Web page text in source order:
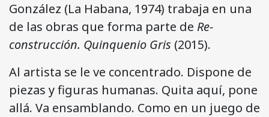
González (La Habana, 1974) trabaja en una
de las obras que forma parte de Re-
construcción. Quinquenio Gris (2015).
Al artista se le ve concentrado. Dispone de
piezas y figuras humanas. Quita aquí, pone
allá. Va ensamblando. Como en un juego de